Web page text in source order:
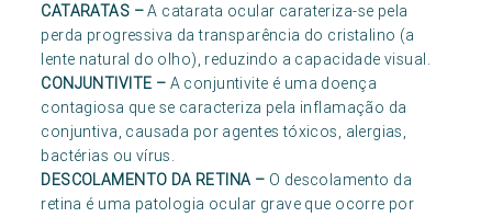
CATARATAS –A catarata ocular carateriza-se pela
perda progressiva da transparência do cristalino (a
lente natural do olho), reduzindo a capacidade visual.
CONJUNTIVITE – A conjuntivite é uma doença
contagiosa que se caracteriza pela inflamação da
conjuntiva, causada por agentes tóxicos, alergias,
bactérias ou vírus.
DESCOLAMENTO DA RETINA – O descolamento da
retina é uma patologia ocular grave que ocorre por